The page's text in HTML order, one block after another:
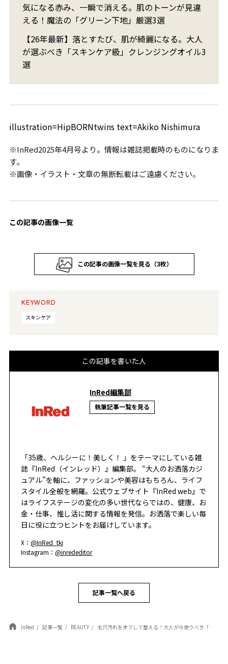
気になる赤み、一瞬で消える。肌のトーンが見違
える！魔法の「グリーン下地」厳選3選
【26年最新】落とすたび、肌が綺麗になる。大人
が選ぶべき「スキンケア級」クレンジングオイル3
選
illustration=HipBORNtwins text=Akiko Nishimura
※InRed2025年4月号より。情報は雑誌掲載時のものになりま
す。
※画像・イラスト・文章の無断転載はご遠慮ください。
この記事の画像一覧
この記事の画像一覧を見る（3枚）
KEYWORD
スキンケア
この記事を書いた人
InRed編集部
執筆記事一覧を見る
「35歳、ヘルシーに！美しく！ 」をテーマにしている雑
誌『InRed（インレッド）』編集部。 “大人のお洒落カジ
ュアル”を軸に、ファッションや美容はもちろん、ライフ
スタイル全般を網羅。公式ウェブサイト『InRed web』で
はライフステージの変化の多い世代ならではの、健康、お
金・仕事、推し活に関する情報を発信。お洒落で楽しい毎
日に役に立つヒントをお届けしています。
X：@InRed_tkj
Instagram：@inrededitor
記事一覧へ戻る
InRed 記事一覧 BEAUTY 毛穴汚れをオフして整える！大人が今使うべき「毛穴ケア」最新3選。ふっくら潤う理想の肌へ